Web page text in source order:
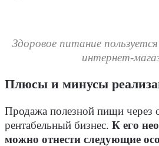
Здоровое питание
интернет-
Плюсы и минусы
Продажа полезной пищи через
рентабельный бизнес. К его
можно отнести следующие